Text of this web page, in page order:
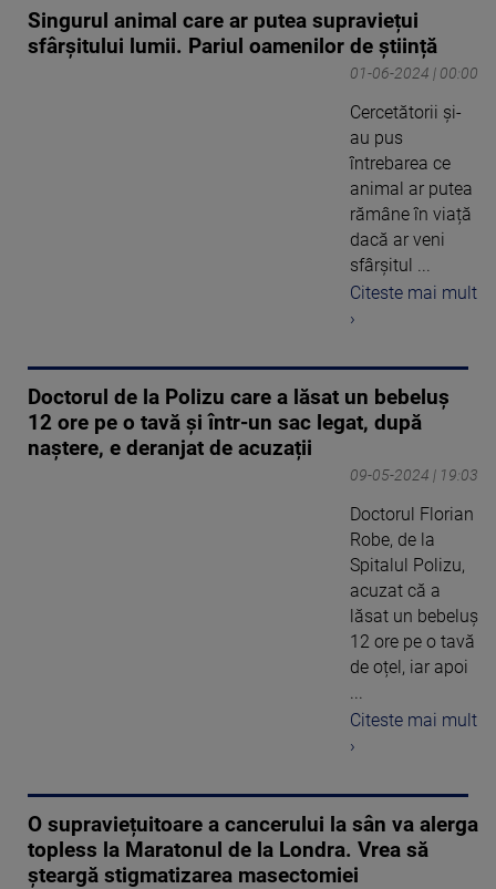
Singurul animal care ar putea supraviețui
sfârșitului lumii. Pariul oamenilor de știință
01-06-2024 | 00:00
Cercetătorii și-
au pus
întrebarea ce
animal ar putea
rămâne în viață
dacă ar veni
sfârșitul ...
Citeste mai mult
›
Doctorul de la Polizu care a lăsat un bebeluș
12 ore pe o tavă și într-un sac legat, după
naștere, e deranjat de acuzații
09-05-2024 | 19:03
Doctorul Florian
Robe, de la
Spitalul Polizu,
acuzat că a
lăsat un bebeluș
12 ore pe o tavă
de oțel, iar apoi
...
Citeste mai mult
›
O supraviețuitoare a cancerului la sân va alerga
topless la Maratonul de la Londra. Vrea să
șteargă stigmatizarea masectomiei